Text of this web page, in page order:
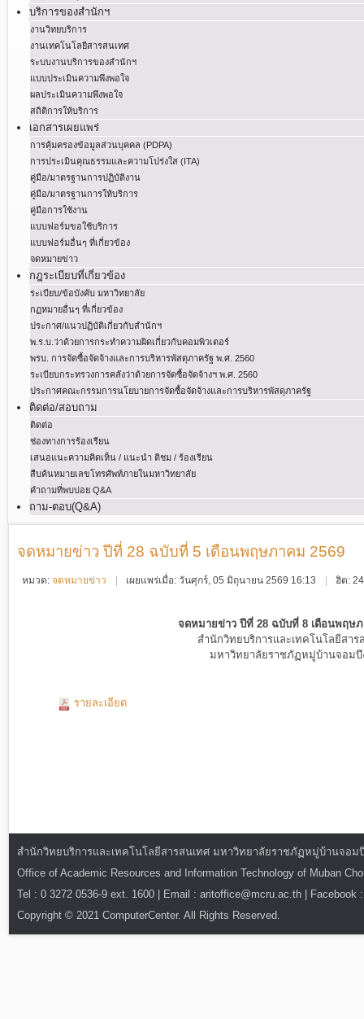
บริการของสำนักฯ
งานวิทยบริการ
งานเทคโนโลยีสารสนเทศ
ระบบงานบริการของสำนักฯ
แบบประเมินความพึงพอใจ
ผลประเมินความพึงพอใจ
สถิติการให้บริการ
เอกสารเผยแพร่
การคุ้มครองข้อมูลส่วนบุคคล (PDPA)
การประเมินคุณธรรมและความโปร่งใส (ITA)
คู่มือ/มาตรฐานการปฏิบัติงาน
คู่มือ/มาตรฐานการให้บริการ
คู่มือการใช้งาน
แบบฟอร์มขอใช้บริการ
แบบฟอร์มอื่นๆ ที่เกี่ยวข้อง
จดหมายข่าว
กฎระเบียบที่เกี่ยวข้อง
ระเบียบ/ข้อบังคับ มหาวิทยาลัย
กฏหมายอื่นๆ ที่เกี่ยวข้อง
ประกาศ/แนวปฏิบัติเกี่ยวกับสำนักฯ
พ.ร.บ.ว่าด้วยการกระทําความผิดเกี่ยวกับคอมพิวเตอร์
พรบ. การจัดซื้อจัดจ้างและการบริหารพัสดุภาครัฐ พ.ศ. 2560
ระเบียบกระทรวงการคลังว่าด้วยการจัดซื้อจัดจ้างฯ พ.ศ. 2560
ประกาศคณะกรรมการนโยบายการจัดซื้อจัดจ้างและการบริหารพัสดุภาครัฐ
ติดต่อ/สอบถาม
ติดต่อ
ช่องทางการร้องเรียน
เสนอแนะความคิดเห็น / แนะนำ ติชม / ร้องเรียน
สืบค้นหมายเลขโทรศัพท์ภายในมหาวิทยาลัย
คำถามที่พบบ่อย Q&A
ถาม-ตอบ(Q&A)
จดหมายข่าว ปีที่ 28 ฉบับที่ 5 เดือนพฤษภาคม 2569
หมวด: จดหมายข่าว เผยแพร่เมื่อ: วันศุกร์, 05 มิถุนายน 2569 16:13 ฮิต:
จดหมายข่าว ปีที่ 28 ฉบับที่ 8 เดือนพฤษ
สำนักวิทยบริการและเทคโนโลยีสาร
มหาวิทยาลัยราชภัฏหมู่บ้านจอ
รายละเอียด
สำนักวิทยบริการและเทคโนโลยีสารสนเทศ มหาวิทยาลัยราชภัฏหมู่บ้านจอ
Office of Academic Resources and Information Technology of Muban
Tel : 0 3272 0536-9 ext. 1600 | Email : aritoffice@mcru.ac.th | Facebook
Copyright © 2021 ComputerCenter. All Rights Reserved.